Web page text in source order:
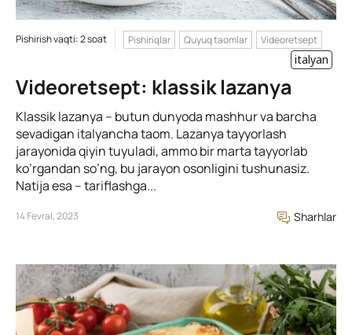
Pishirish vaqti: 2 soat Pishiriqlar Quyuq taomlar Videoretsept
italyan
Videoretsept: klassik lazanya
Klassik lazanya – butun dunyoda mashhur va barcha
sevadigan italyancha taom. Lazanya tayyorlash
jarayonida qiyin tuyuladi, ammo bir marta tayyorlab
ko’rgandan so’ng, bu jarayon osonligini tushunasiz.
Natija esa – tariflashga...
14 Fevral, 2023 Sharhlar